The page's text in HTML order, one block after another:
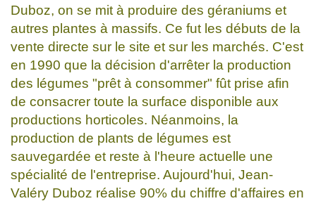
Duboz, on se mit à produire des géraniums et
autres plantes à massifs. Ce fut les débuts de la
vente directe sur le site et sur les marchés. C'est
en 1990 que la décision d'arrêter la production
des légumes "prêt à consommer" fût prise afin
de consacrer toute la surface disponible aux
productions horticoles. Néanmoins, la
production de plants de légumes est
sauvegardée et reste à l'heure actuelle une
spécialité de l'entreprise. Aujourd'hui, Jean-
Valéry Duboz réalise 90% du chiffre d'affaires en